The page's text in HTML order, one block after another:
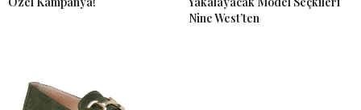
Nine West’ten